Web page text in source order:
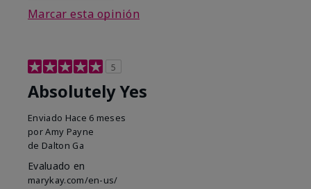
Marcar esta opinión
5
Absolutely Yes
Enviado Hace 6 meses
porAmy Payne
de Dalton Ga
Evaluado en
marykay.com/en-us/